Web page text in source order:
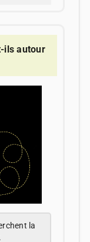
ils autour
la